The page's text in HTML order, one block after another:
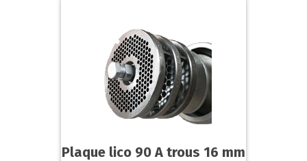
Plaque lico 90 A trous 16 mm